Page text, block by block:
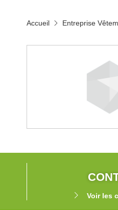
Accueil Entreprise
Voir les